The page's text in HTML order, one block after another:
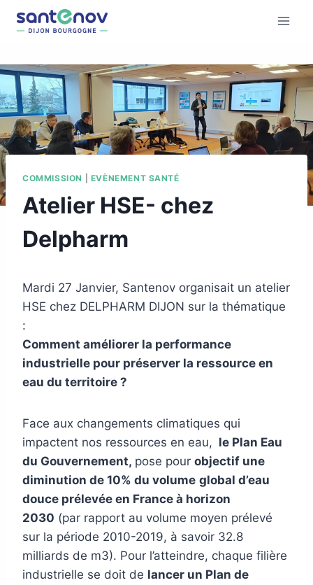
COMMISSION EVÈNEMENT SANTÉ
Atelier HSE- chez
Delpharm
Mardi 27 Janvier, Santenov organisait un atelier
HSE chez DELPHARM DIJON sur la thématique
:
Comment améliorer la performance
industrielle pour préserver la ressource en
eau du territoire ?
Face aux changements climatiques qui
impactent nos ressources en eau, le Plan Eau
du Gouvernement, pose pour objectif une
diminution de 10% du volume global d’eau
douce prélevée en France à horizon
2030 (par rapport au volume moyen prélevé
sur la période 2010-2019, à savoir 32.8
milliards de m3). Pour l’atteindre, chaque filière
industrielle se doit de lancer un Plan de